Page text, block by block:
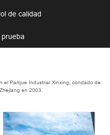
de calidad
el Parque Industrial Xinxing, condado de
en 2003.